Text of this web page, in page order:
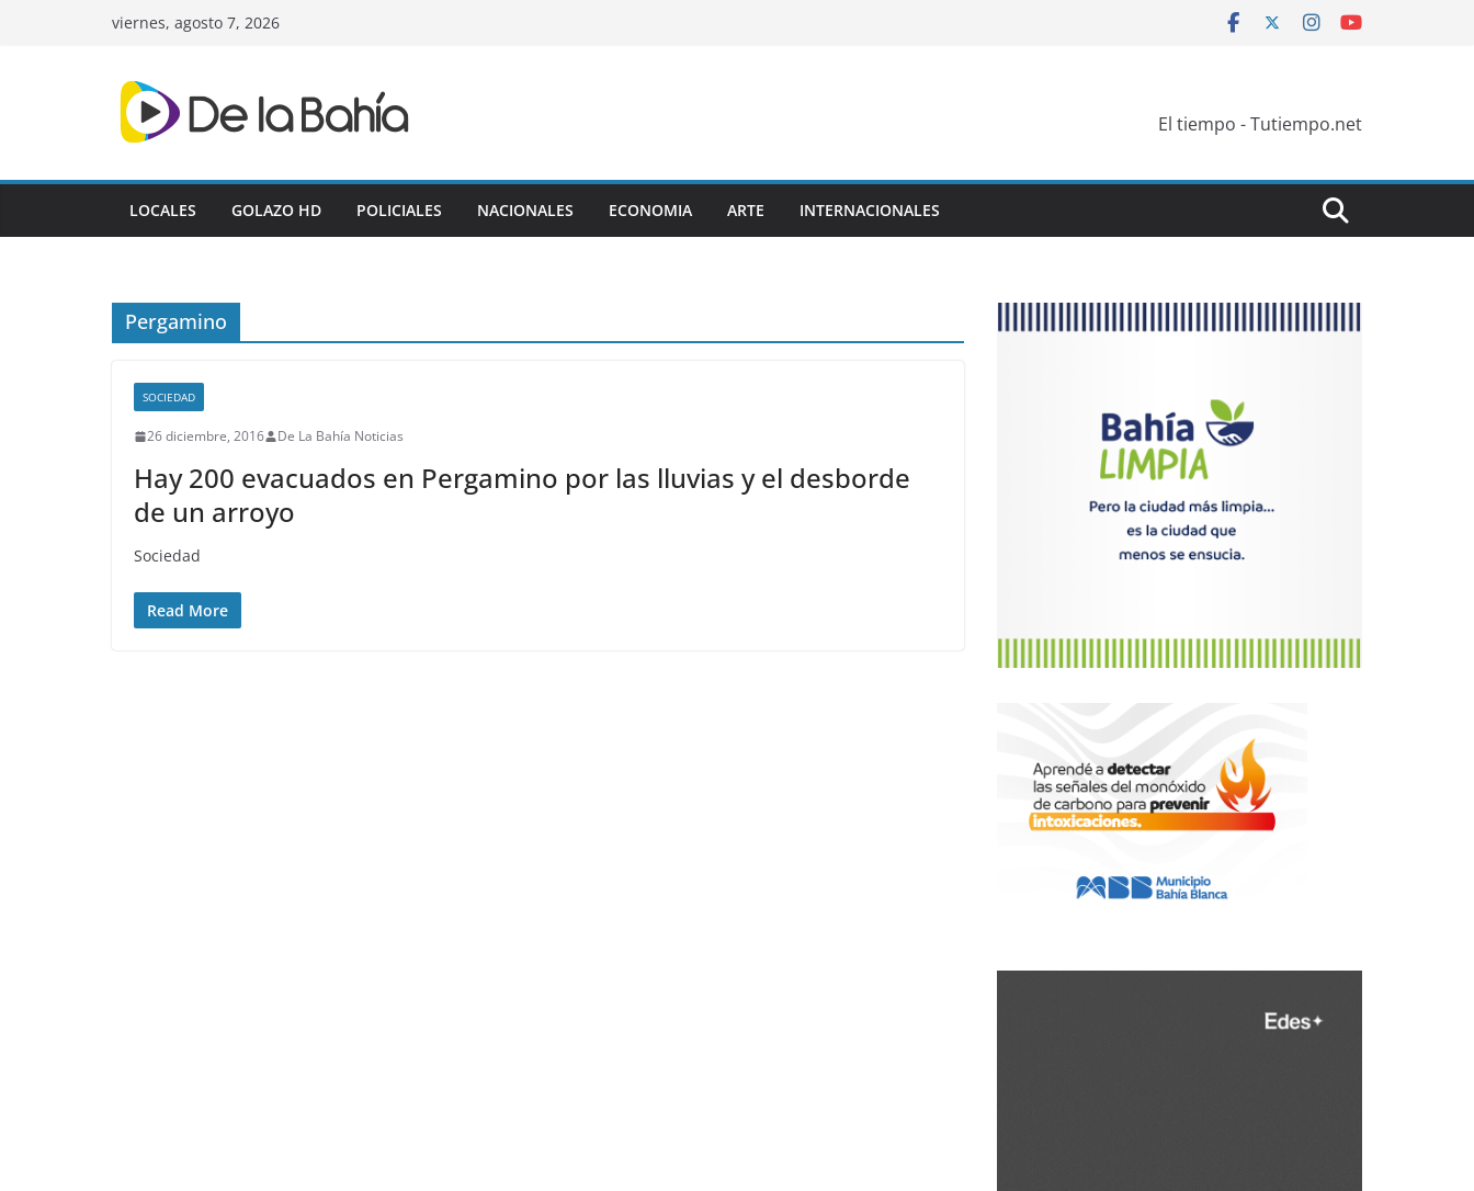
viernes, agosto 7, 2026
El tiempo - Tutiempo.net
LOCALES GOLAZO HD POLICIALES NACIONALES ECONOMIA ARTE INTERNACIONALES
Pergamino
SOCIEDAD
26 diciembre, 2016 De La Bahía Noticias
Hay 200 evacuados en Pergamino por las lluvias y el desborde
de un arroyo
Sociedad
Read More